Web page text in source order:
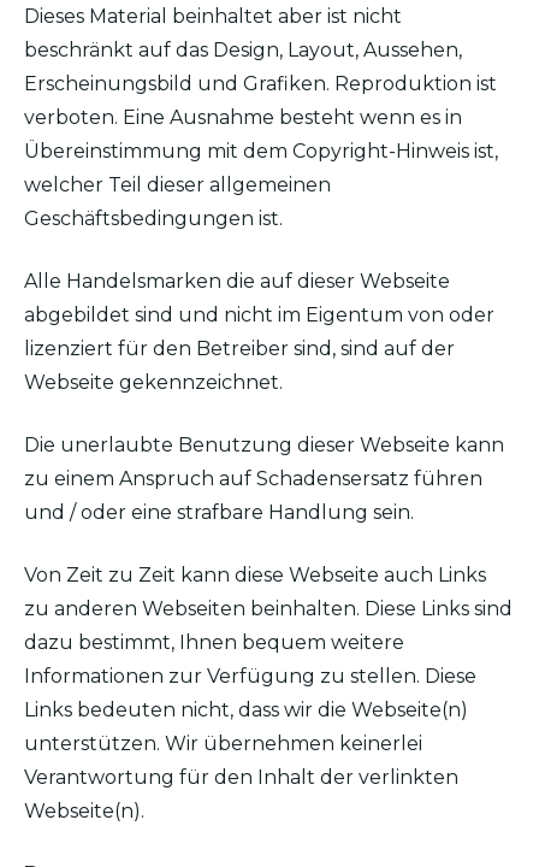
Dieses Material beinhaltet aber ist nicht
beschränkt auf das Design, Layout, Aussehen,
Erscheinungsbild und Grafiken. Reproduktion ist
verboten. Eine Ausnahme besteht wenn es in
Übereinstimmung mit dem Copyright-Hinweis ist,
welcher Teil dieser allgemeinen
Geschäftsbedingungen ist.
Alle Handelsmarken die auf dieser Webseite
abgebildet sind und nicht im Eigentum von oder
lizenziert für den Betreiber sind, sind auf der
Webseite gekennzeichnet.
Die unerlaubte Benutzung dieser Webseite kann
zu einem Anspruch auf Schadensersatz führen
und / oder eine strafbare Handlung sein.
Von Zeit zu Zeit kann diese Webseite auch Links
zu anderen Webseiten beinhalten. Diese Links sind
dazu bestimmt, Ihnen bequem weitere
Informationen zur Verfügung zu stellen. Diese
Links bedeuten nicht, dass wir die Webseite(n)
unterstützen. Wir übernehmen keinerlei
Verantwortung für den Inhalt der verlinkten
Webseite(n).